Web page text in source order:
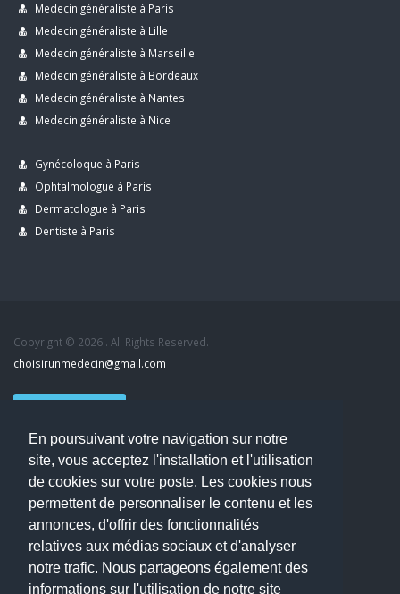
En poursuivant votre navigation sur notre
site, vous acceptez l'installation et l'utilisation
de cookies sur votre poste. Les cookies nous
permettent de personnaliser le contenu et les
annonces, d'offrir des fonctionnalités
relatives aux médias sociaux et d'analyser
notre trafic. Nous partageons également des
informations sur l'utilisation de notre site
Medecin généraliste à Paris
Medecin généraliste à Lille
Medecin généraliste à Marseille
Medecin généraliste à Bordeaux
Medecin généraliste à Nantes
Medecin généraliste à Nice
Gynécoloque à Paris
Ophtalmologue à Paris
Dermatologue à Paris
Dentiste à Paris
Copyright © 2026 . All Rights Reserved.
choisirunmedecin@gmail.com
Nous contacter
Dernier avis : MOUNIA HOUSSAIM, Psychiatre à Guérande
Mentions légales